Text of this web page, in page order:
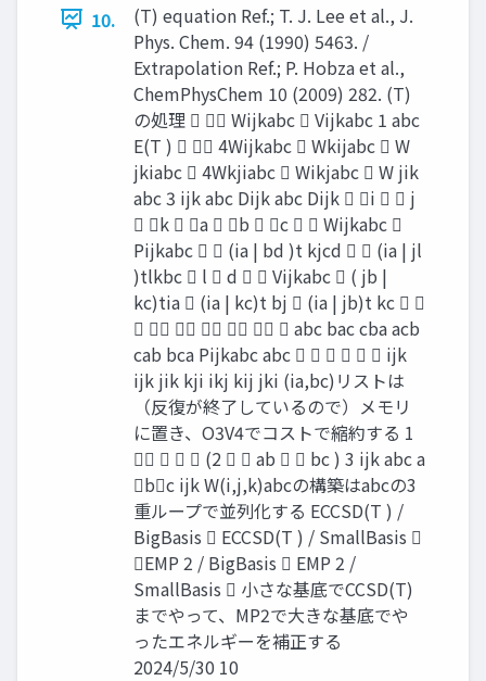
10.
(T) equation Ref.; T. J. Lee et al., J.
Phys. Chem. 94 (1990) 5463. /
Extrapolation Ref.; P. Hobza et al.,
ChemPhysChem 10 (2009) 282. (T)
の処理   Wijkabc  Vijkabc 1 abc
E(T )   4Wijkabc  Wkijabc  W
jkiabc  4Wkjiabc  Wikjabc  W jik
abc 3 ijk abc Dijk abc Dijk  i   j
 k  a  b  c   Wijkabc 
Pijkabc   (ia | bd )t kjcd   (ia | jl
)tlkbc  l  d   Vijkabc  ( jb |
kc)tia  (ia | kc)t bj  (ia | jb)t kc  
       abc bac cba acb
cab bca Pijkabc abc       ijk
ijk jik kji ikj kij jki (ia,bc)リストは
（反復が終了しているので）メモリ
に置き、O3V4でコストで縮約する 1
    (2   ab   bc ) 3 ijk abc a
bc ijk W(i,j,k)abcの構築はabcの3
重ループで並列化する ECCSD(T ) /
BigBasis  ECCSD(T ) / SmallBasis 
EMP 2 / BigBasis  EMP 2 /
SmallBasis  小さな基底でCCSD(T)
までやって、MP2で大きな基底でや
ったエネルギーを補正する
2024/5/30 10